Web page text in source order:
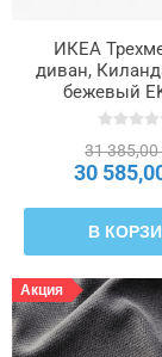
ИКЕА
диван,
бежевый
ЭКТОРП,
31 385,00
30
В
Акция